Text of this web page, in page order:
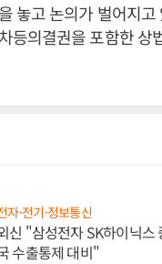
놓고 논의가 벌어지
등의결권을 포함한
자·전기·정보통신
신 "삼성전자 SK하이닉스
수출통제 대비"